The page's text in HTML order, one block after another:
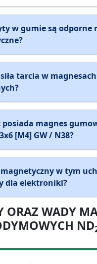
w gumie są odporne
siła tarcia w magnesach
posiada magnes
[M4] GW / N38?
magnetyczny w tym
dla elektroniki?
ORAZ WADY
ND